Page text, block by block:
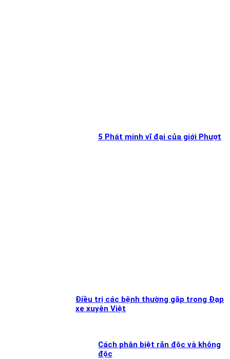
5 Phát minh vĩ đại của giới Phượt
Điều trị các bệnh thường gặp trong Đạp
xe xuyên Việt
Cách phân biệt rắn độc và không
độc